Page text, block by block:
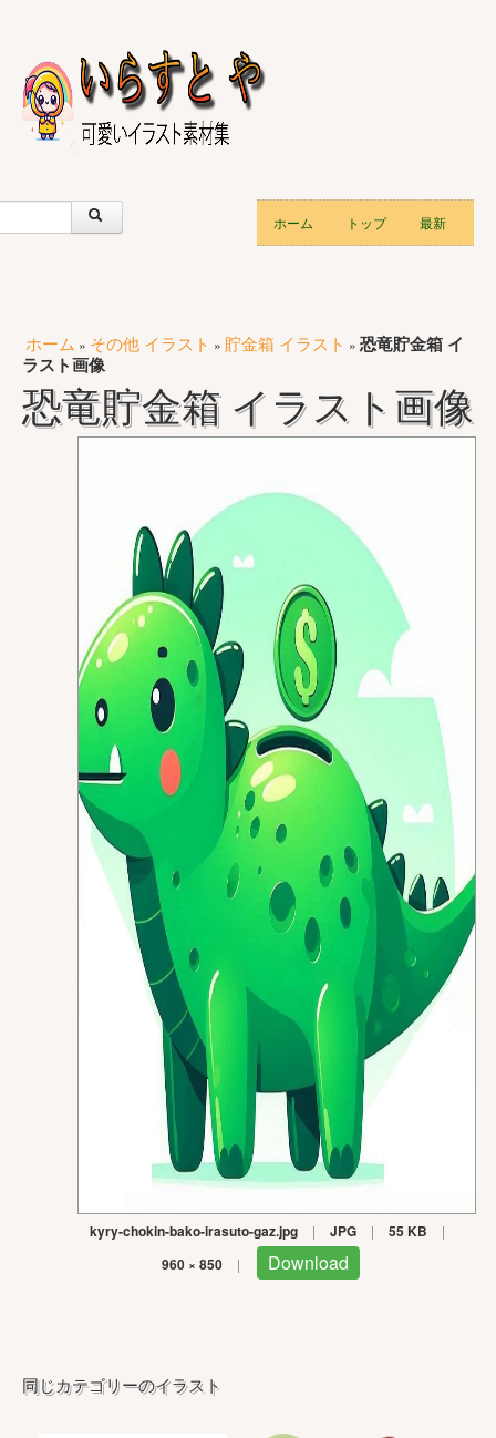
ホーム トップ 最新
ホーム » その他 イラスト » 貯金箱 イラスト » 恐竜貯金箱 イ
ラスト画像
恐竜貯金箱 イラスト画像
kyry-chokin-bako-irasuto-gaz.jpg | JPG | 55 KB |
960 × 850 | Download
同じカテゴリーのイラスト